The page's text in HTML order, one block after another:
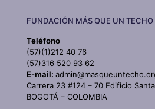
FUNDACIÓN MÁS QUE UN TECHO
Teléfono
(57)(1)212 40 76
(57)316 520 93 62
E-mail:
Carrera 23 #124 – 70 Edificio
BOGOTÁ – COLOMBIA